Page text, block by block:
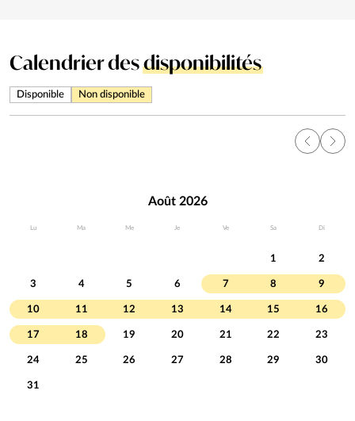
Calendrier desdisponibilités
Disponible Non disponible
Août 2026
Lu Ma Me Je Ve Sa Di
1 2
3 4 5 6 7 8 9
10 11 12 13 14 15 16
17 18 19 20 21 22 23
24 25 26 27 28 29 30
31